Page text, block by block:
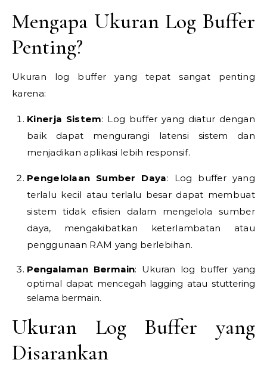
Mengapa Ukuran Log Buffer
Penting?
Ukuran log buffer yang tepat sangat penting
karena:
Kinerja Sistem: Log buffer yang diatur dengan
baik dapat mengurangi latensi sistem dan
menjadikan aplikasi lebih responsif.
Pengelolaan Sumber Daya: Log buffer yang
terlalu kecil atau terlalu besar dapat membuat
sistem tidak efisien dalam mengelola sumber
daya, mengakibatkan keterlambatan atau
penggunaan RAM yang berlebihan.
Pengalaman Bermain: Ukuran log buffer yang
optimal dapat mencegah lagging atau stuttering
selama bermain.
Ukuran Log Buffer yang
Disarankan